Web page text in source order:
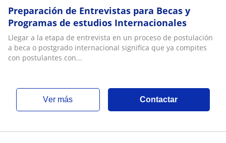
Preparación de Entrevistas para Becas y
Programas de estudios Internacionales
Llegar a la etapa de entrevista en un proceso de postulación
a beca o postgrado internacional significa que ya compites
con postulantes con...
ver más Contactar